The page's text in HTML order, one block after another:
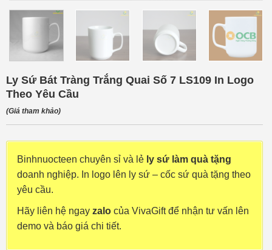
Ly Sứ Bát Tràng Trắng Quai Số 7 LS109 In Logo
Theo Yêu Cầu
(Giá tham khảo)
Binhnuocteen chuyên sỉ và lẻ ly sứ làm quà tặng
doanh nghiệp. In logo lên ly sứ – cốc sứ quà tặng theo
yêu cầu.
Hãy liên hệ ngay zalo của VivaGift để nhận tư vấn lên
demo và báo giá chi tiết.